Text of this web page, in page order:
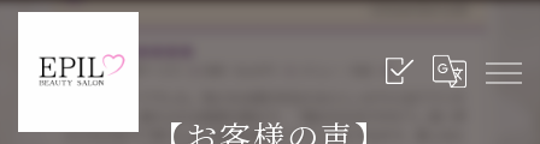
【お客様の声】